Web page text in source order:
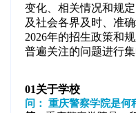
变化、相关情况和规
及社会各界及时、准
2026年的招生政策和
普遍关注的问题进行集
01关于学校
问： 重庆警察学院是何